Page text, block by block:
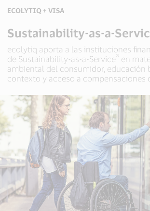
ECOLYTIQ + VISA
Sustainability-as-a-
ecolytiq aporta a las instituciones
de Sustainability-as-a-Service ® en
ambiental del consumidor, educación
contexto y acceso a compensaciones